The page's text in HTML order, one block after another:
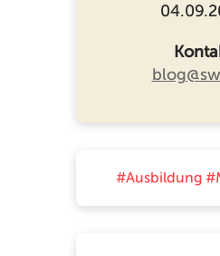
#Ausbildung